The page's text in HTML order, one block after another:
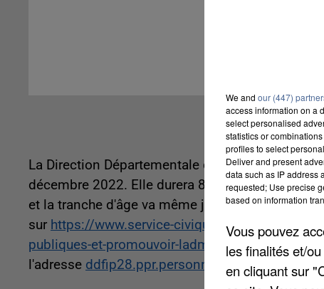
La Direction Départementale des Finances
décembre 2022. Elle durera 8 mois à raison de
et la tranche d'âge va même jusqu'à 30 ans
sur https://www.service-civique.gouv.fr/trouver-
publiques-et-promouvoir-ladministration-
l'adresse
We and our (447)
access information on a
select personalised
statistics or
profiles to select
Deliver and present
data such as IP address
requested; Use precise
based on information
Vous pouvez
les finalités et/
en cliquant sur